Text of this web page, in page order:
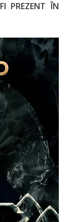
PREZENT ÎN